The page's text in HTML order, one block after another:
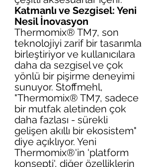
Katmanlı ve Sezgisel: Yeni
Nesil İnovasyon
Thermomix® TM7, son
teknolojiyi zarif bir tasarımla
birleştiriyor ve kullanıcılara
daha da sezgisel ve çok
yönlü bir pişirme deneyimi
sunuyor. Stoffmehl,
"Thermomix® TM7, sadece
bir mutfak aletinden çok
daha fazlası - sürekli
gelişen akıllı bir ekosistem"
diye açıklıyor. Yeni
Thermomix®'in 'platform
konsepti', diğer özelliklerin